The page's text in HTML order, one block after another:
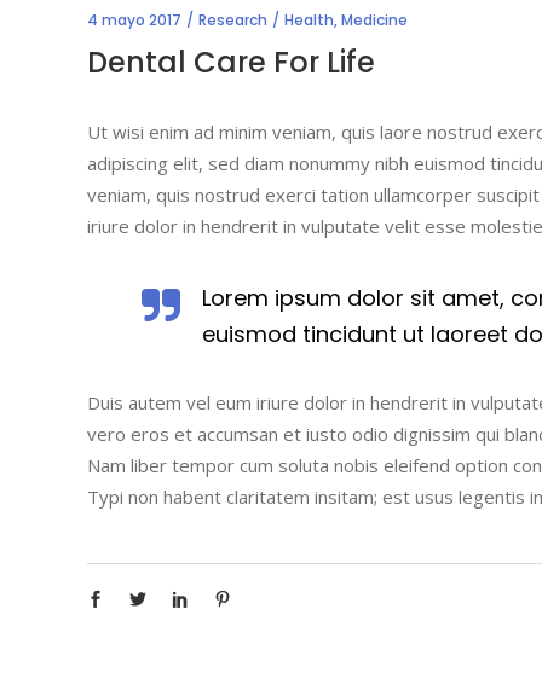
4 mayo 2017 Research Health,Medicine
Dental Care For Life
Ut wisi enim ad minim veniam, quis laore nostrud
adipiscing elit, sed diam nonummy nibh euismod
veniam, quis nostrud exerci tation ullamcorper
iriure dolor in hendrerit in vulputate velit esse
Lorem ipsum dolor sit amet,
euismod tincidunt ut laoreet
Duis autem vel eum iriure dolor in hendrerit in
vero eros et accumsan et iusto odio dignissim qui
Nam liber tempor cum soluta nobis eleifend option
Typi non habent claritatem insitam; est usus legentis